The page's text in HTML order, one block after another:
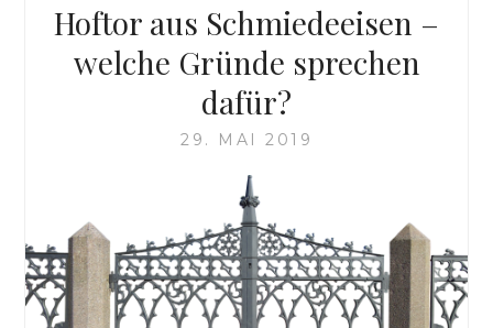
Hoftor aus Schmiedeeisen –
welche Gründe sprechen
dafür?
29. MAI 2019